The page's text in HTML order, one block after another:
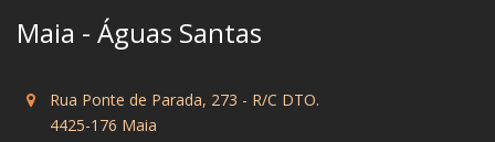
Maia - Águas Santas
Rua Ponte de Parada, 273 - R/C DTO.
4425-176 Maia